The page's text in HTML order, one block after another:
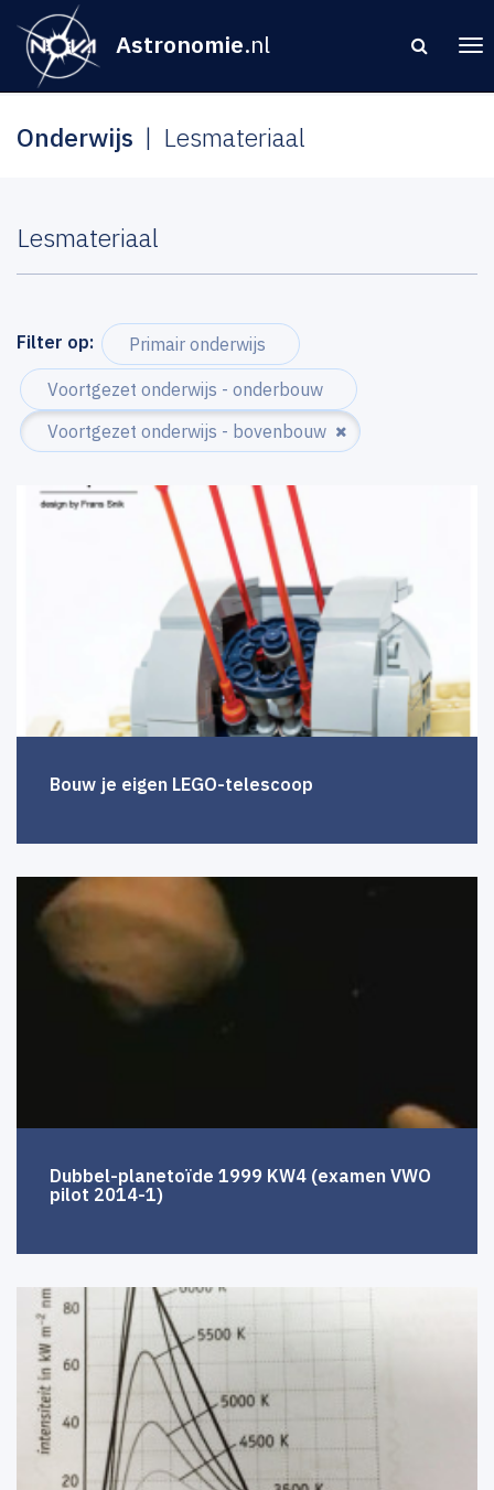
Astronomie.nl
Onderwijs Lesmateriaal
Lesmateriaal
Filter op: Primair onderwijs
Voortgezet onderwijs - onderbouw
Voortgezet onderwijs - bovenbouw
Bouw je eigen LEGO-telescoop
Dubbel-planetoïde 1999 KW4 (examen VWO
pilot 2014-1)